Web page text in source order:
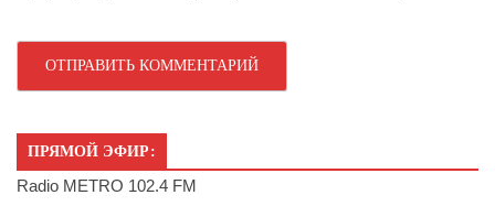
ПРЯМОЙ ЭФИР:
Radio METRO 102.4 FM